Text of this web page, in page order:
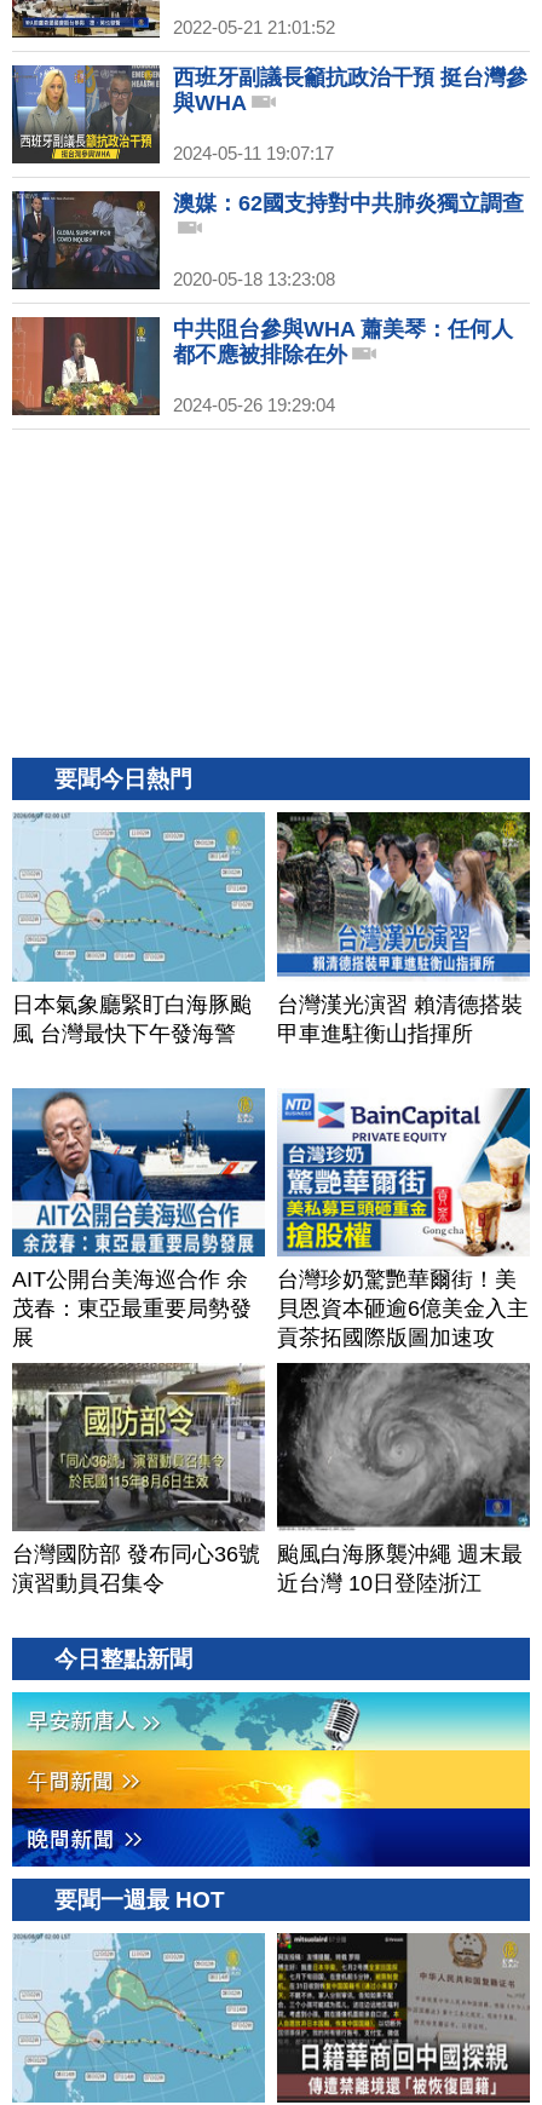
2022-05-21 21:01:52
西班牙副議長籲抗政治干預 挺台灣參
與WHA
2024-05-11 19:07:17
澳媒：62國支持對中共肺炎獨立調查
2020-05-18 13:23:08
中共阻台參與WHA 蕭美琴：任何人
都不應被排除在外
2024-05-26 19:29:04
要聞今日熱門
日本氣象廳緊盯白海豚颱
風 台灣最快下午發海警
台灣漢光演習 賴清德搭裝
甲車進駐衡山指揮所
AIT公開台美海巡合作 余
茂春：東亞最重要局勢發
展
台灣珍奶驚艷華爾街！美
貝恩資本砸逾6億美金入主
貢茶拓國際版圖加速攻
美？｜#財經新聞｜
20260806(四)
台灣國防部 發布同心36號
演習動員召集令
颱風白海豚襲沖繩 週末最
近台灣 10日登陸浙江
今日整點新聞
要聞一週最 HOT